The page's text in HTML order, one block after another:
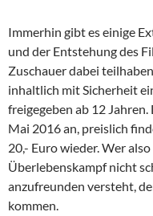
Immerhin gibt es einige
und der Entstehung des
Zuschauer dabei
inhaltlich mit Sicherheit
freigegeben ab 12
Mai 2016 an, preislich
20,- Euro wieder. Wer
Überlebenskampf nicht
anzufreunden versteht,
kommen.